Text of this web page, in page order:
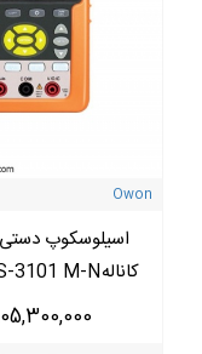
Owon
کانالهOWON -HDS-3101 M-N
105,300,000